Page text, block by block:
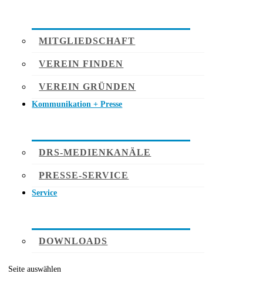
MITGLIEDSCHAFT
VEREIN FINDEN
VEREIN GRÜNDEN
Kommunikation + Presse
DRS-MEDIENKANÄLE
PRESSE-SERVICE
Service
DOWNLOADS
Seite auswählen